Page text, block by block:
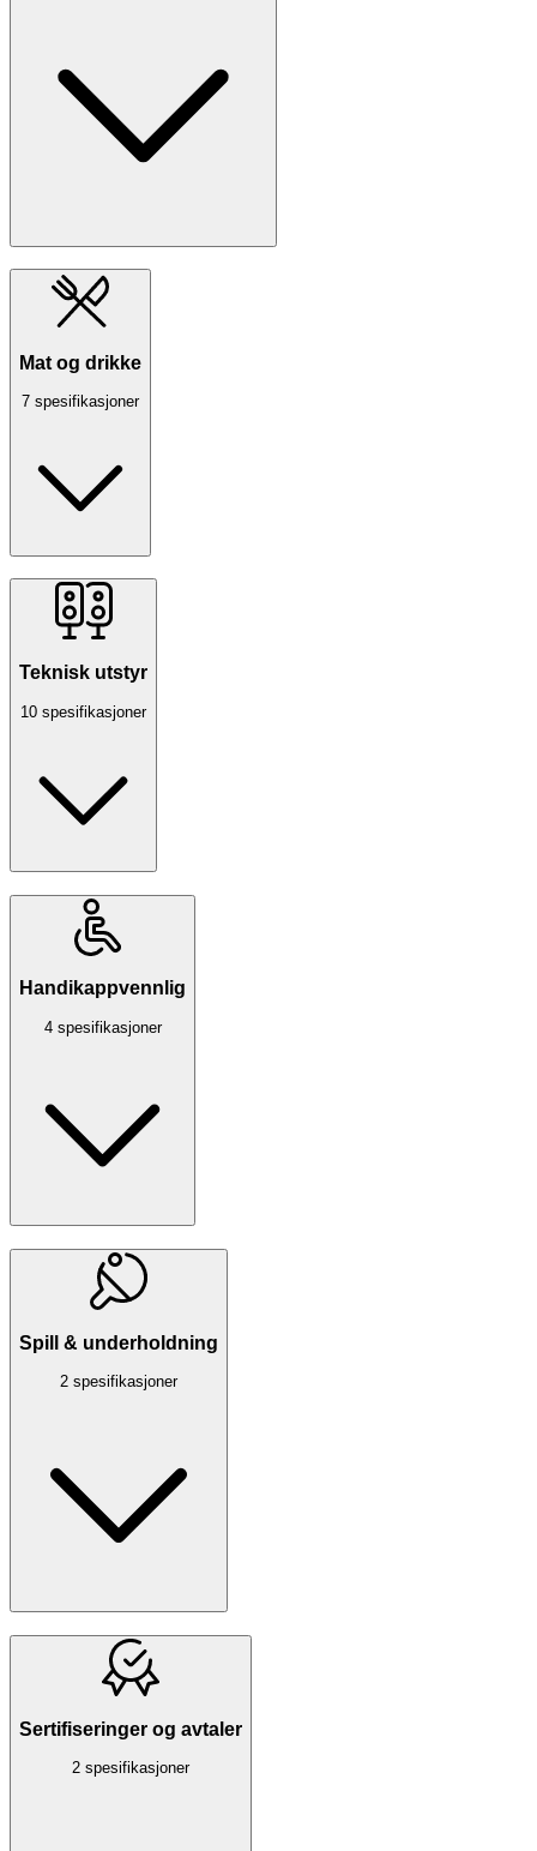
Mat og drikke
7 spesifikasjoner
Teknisk utstyr
10 spesifikasjoner
Handikappvennlig
4 spesifikasjoner
Spill & underholdning
2 spesifikasjoner
Sertifiseringer og avtaler
2 spesifikasjoner